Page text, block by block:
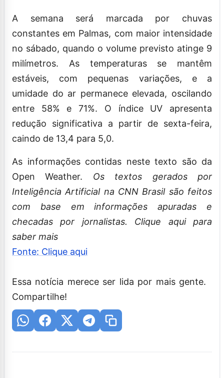
A semana será marcada por chuvas
constantes em Palmas, com maior intensidade
no sábado, quando o volume previsto atinge 9
milímetros. As temperaturas se mantêm
estáveis, com pequenas variações, e a
umidade do ar permanece elevada, oscilando
entre 58% e 71%. O índice UV apresenta
redução significativa a partir de sexta-feira,
caindo de 13,4 para 5,0.
As informações contidas neste texto são da
Open Weather. Os textos gerados por
Inteligência Artificial na CNN Brasil são feitos
com base em informações apuradas e
checadas por jornalistas. Clique aqui para
saber mais
Fonte: Clique aqui
Essa notícia merece ser lida por mais gente.
Compartilhe!